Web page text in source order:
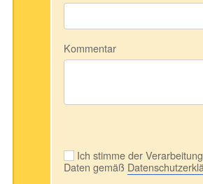
Kommentar
Ich stimme der
Daten gemäß